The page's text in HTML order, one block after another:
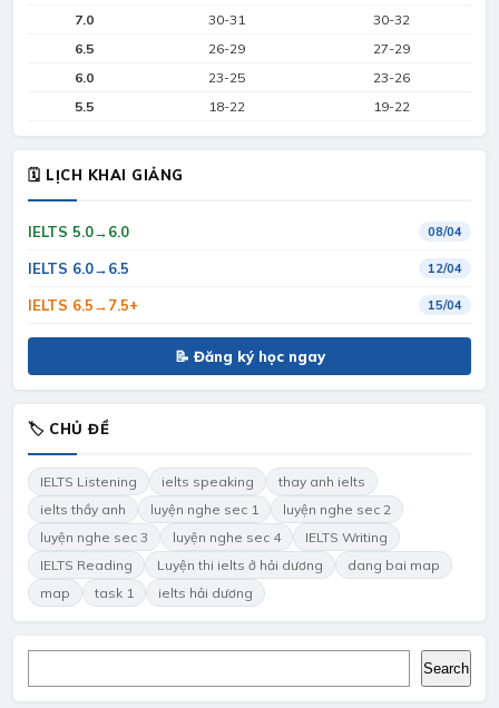
7.0
30-31
30-32
6.5
26-29
27-29
6.0
23-25
23-26
5.5
18-22 19-22
🗓 LỊCH KHAI GIẢNG
IELTS 5.0→6.0 08/04
IELTS 6.0→6.5 12/04
IELTS 6.5→7.5+ 15/04
📝 Đăng ký học ngay
🏷 CHỦ ĐỀ
IELTS Listening ielts speaking
thay anh ielts
ielts thầy anh
luyện nghe sec 1
luyện nghe sec 2
luyện nghe sec 3
luyện nghe sec 4
IELTS Writing
IELTS Reading
Luyện thi ielts ở hải dương
dang bai map
map
task 1 ielts hải dương
Search